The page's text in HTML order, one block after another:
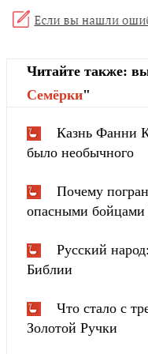
Читайте также:
Cемёрки"
Казнь Фанни
было необычного
Почему
опасными
Русский
Библии
Что стало с
Золотой Ручки